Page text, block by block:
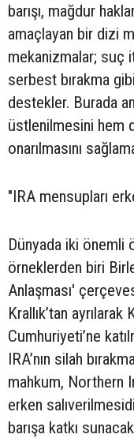
barışı, mağdur
amaçlayan bir dizi
mekanizmalar; suç
serbest bırakma
destekler. Burada
üstlenilmesini hem
onarılmasını
"IRA mensupları
Dünyada iki önemli
örneklerden biri
Anlaşması'
Krallık’tan ayrılarak
Cumhuriyeti’ne
IRA’nın silah
mahkum, Northern
erken
barışa katkı